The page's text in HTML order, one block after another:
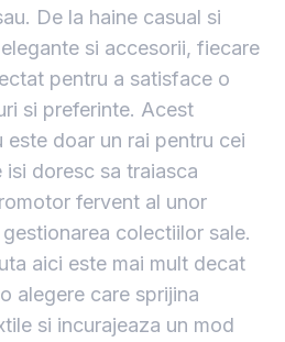
De la haine casual si
si accesorii, fiecare
pentru a satisface o
si preferinte. Acest
este doar un rai pentru cei
doresc sa traiasca
fervent al unor
colectiilor sale.
aici este mai mult decat
alegere care sprijina
si incurajeaza un mod